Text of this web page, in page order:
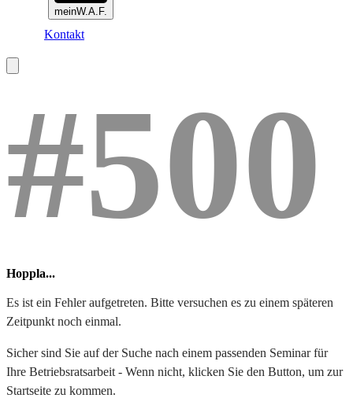
meinW.A.F.
Kontakt
#500
Hoppla...
Es ist ein Fehler aufgetreten. Bitte versuchen es zu einem späteren
Zeitpunkt noch einmal.
Sicher sind Sie auf der Suche nach einem passenden Seminar für
Ihre Betriebsratsarbeit - Wenn nicht, klicken Sie den Button, um zur
Startseite zu kommen.